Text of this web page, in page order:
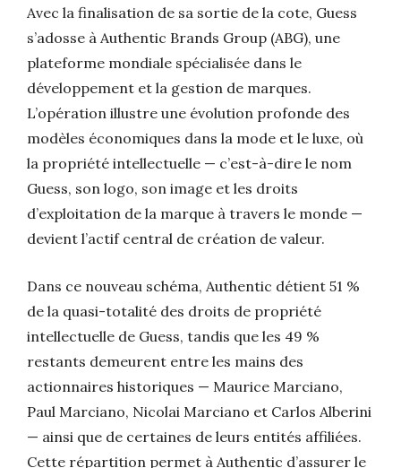
Avec la finalisation de sa sortie de la cote, Guess
s’adosse à Authentic Brands Group (ABG), une
plateforme mondiale spécialisée dans le
développement et la gestion de marques.
L’opération illustre une évolution profonde des
modèles économiques dans la mode et le luxe, où
la propriété intellectuelle — c’est-à-dire le nom
Guess, son logo, son image et les droits
d’exploitation de la marque à travers le monde —
devient l’actif central de création de valeur.
Dans ce nouveau schéma, Authentic détient 51 %
de la quasi-totalité des droits de propriété
intellectuelle de Guess, tandis que les 49 %
restants demeurent entre les mains des
actionnaires historiques — Maurice Marciano,
Paul Marciano, Nicolai Marciano et Carlos Alberini
— ainsi que de certaines de leurs entités affiliées.
Cette répartition permet à Authentic d’assurer le